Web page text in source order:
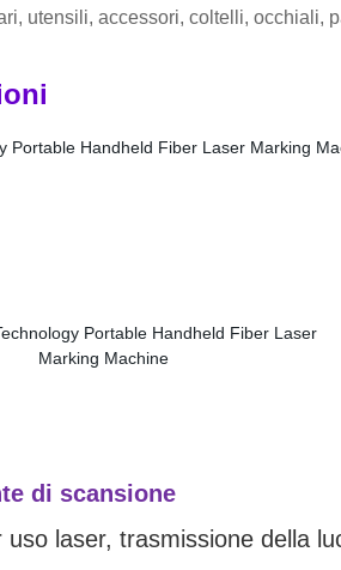
utensili, accessori, coltelli, occhiali,
di scansione
uso laser, trasmissione della